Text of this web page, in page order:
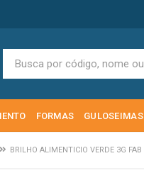
FORMAS GULOSEIMAS
BRILHO ALIMENTICIO VERDE 3G FAB